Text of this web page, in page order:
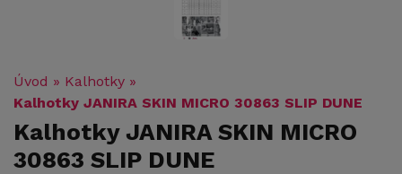
Úvod » Kalhotky »
Kalhotky JANIRA SKIN MICRO 30863 SLIP DUNE
Kalhotky JANIRA SKIN MICRO
30863 SLIP DUNE